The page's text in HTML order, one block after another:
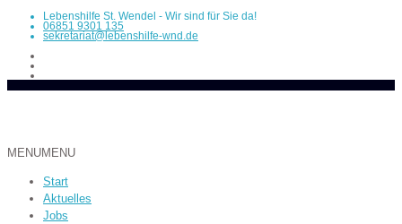
Lebenshilfe St. Wendel - Wir sind für Sie da!
06851 9301 135
sekretariat@lebenshilfe-wnd.de
MENUMENU
Start
Aktuelles
Jobs